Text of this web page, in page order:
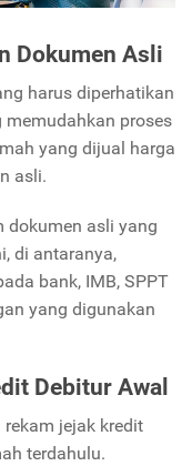
Dokumen Asli
harus diperhatikan
proses
yang dijual harga
asli.
dokumen asli yang
di antaranya,
bank, IMB, SPPT
yang digunakan
Debitur Awal
jejak kredit
terdahulu.